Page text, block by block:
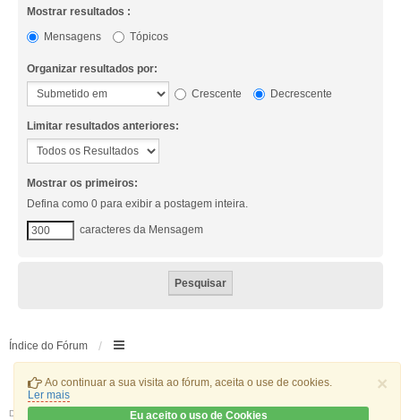
×
Ao continuar a sua visita ao fórum, aceita o use de cookies.
Ler mais
Eu aceito o uso de Cookies
Mostrar resultados :
Mensagens
Tópicos
Organizar resultados por:
Crescente
Decrescente
Limitar resultados anteriores:
Mostrar os primeiros:
Defina como 0 para exibir a postagem inteira.
caracteres da Mensagem
Índice do Fórum
Desenvolvido por ® Forum Software © phpBB Limited